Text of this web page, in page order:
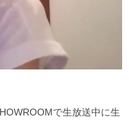
で生放送中に生